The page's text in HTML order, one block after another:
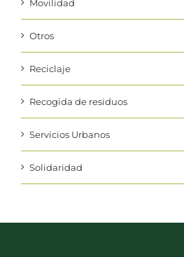
Reciclaje
Recogida de residuos